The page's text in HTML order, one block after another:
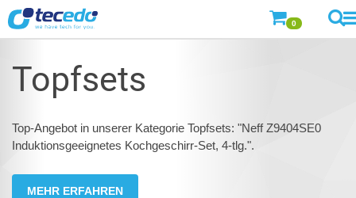
0
Topfsets
Top-Angebot in unserer Kategorie Topfsets: "Neff Z9404SE0
Induktionsgeeignetes Kochgeschirr-Set, 4-tlg.".
MEHR ERFAHREN